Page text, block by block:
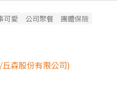
可愛 公司聚餐 團體保險
森股份有限公司)